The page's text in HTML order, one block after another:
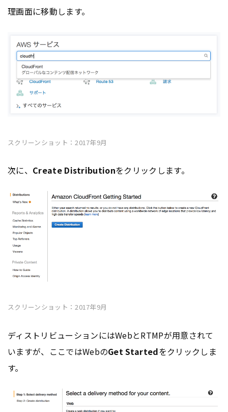
理画面に移動します。
スクリーンショット：2017年9月
次に、 Create Distributionをクリックします。
スクリーンショット：2017年9月
ディストリビューションにはWebとRTMPが用意されて
いますが、ここではWebのGet Startedをクリックしま
す。